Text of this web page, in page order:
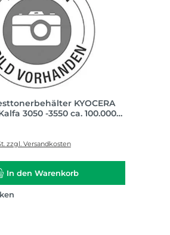
KYOCERA
3050 -3550 ca. 100.000
zzgl. Versandkosten
In den Warenkorb